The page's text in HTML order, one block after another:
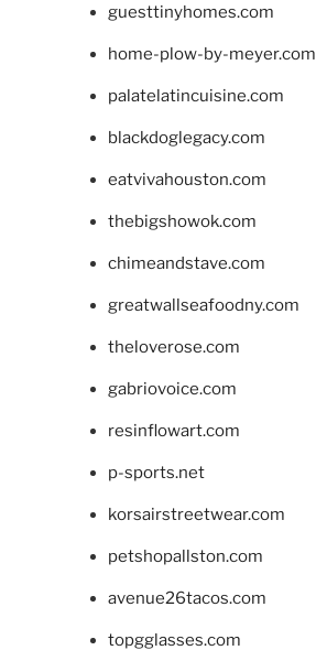
guesttinyhomes.com
home-plow-by-meyer.com
palatelatincuisine.com
blackdoglegacy.com
eatvivahouston.com
thebigshowok.com
chimeandstave.com
greatwallseafoodny.com
theloverose.com
gabriovoice.com
resinflowart.com
p-sports.net
korsairstreetwear.com
petshopallston.com
avenue26tacos.com
topgglasses.com